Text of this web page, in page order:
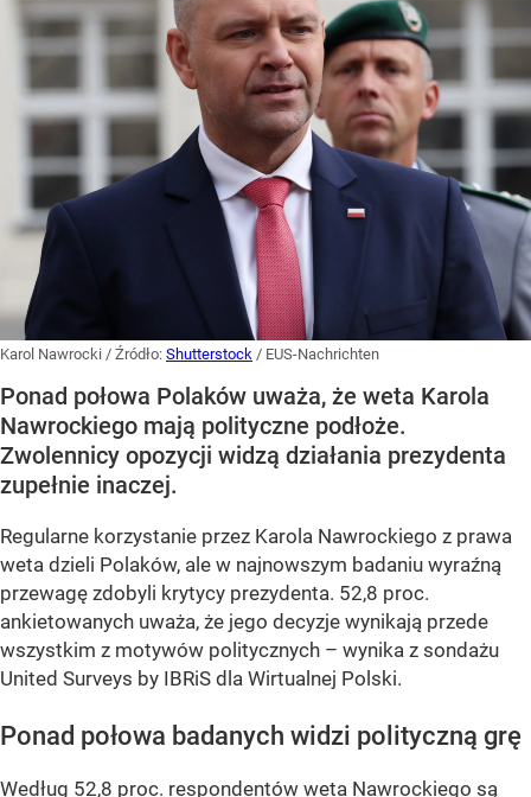
Karol Nawrocki / Źródło: Shutterstock / EUS-Nachrichten
Ponad połowa Polaków uważa, że weta Karola
Nawrockiego mają polityczne podłoże.
Zwolennicy opozycji widzą działania prezydenta
zupełnie inaczej.
Regularne korzystanie przez Karola Nawrockiego z prawa
weta dzieli Polaków, ale w najnowszym badaniu wyraźną
przewagę zdobyli krytycy prezydenta. 52,8 proc.
ankietowanych uważa, że jego decyzje wynikają przede
wszystkim z motywów politycznych – wynika z sondażu
United Surveys by IBRiS dla Wirtualnej Polski.
Ponad połowa badanych widzi polityczną grę
Według 52,8 proc. respondentów weta Nawrockiego są